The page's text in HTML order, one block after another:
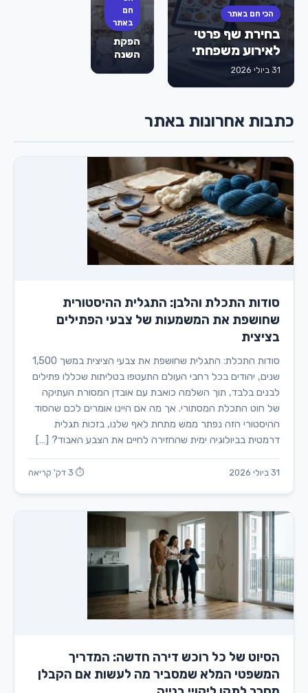
הכי חם באתר
בחירת שף פרטי
לאירוע משפחתי
31 ביולי 2026
לבת
מצווה
הם
הסוד
לאירוע
מוצלח
חם
באתר
הפקת
השנה
בראשון
לציון
שישאיר
את כל
השכבה
פעורת
פה
כתבות אחרונות באתר
סודות התכלת והלבן: התגלית ההיסטורית
שחושפת את המשמעות של צבעי הפתילים
בציצית
סודות התכלת: התגלית שחושפת את צבעי הציצית במשך 1,500
שנים, יהודים בכל רחבי העולם התעטפו בטליתות שכללו פתילים
לבנים בלבד, תוך השלמה כואבת עם אובדן המסורת העתיקה
של חוט התכלת המסתורי. אך מה אם היינו אומרים לכם שהסוד
ההיסטורי הזה נפתר ממש מתחת לאף שלנו, בזכות תגלית
דרמטית בביולוגיה ימית שהחזירה לחיים את הצבע האבוד? […]
31 ביולי 2026 ⏱ 3 דק' קריאה
הסיוט של כל רוכש דירה חדשה: המדריך
המשפטי המלא שמסביר מה לעשות אם הקבלן